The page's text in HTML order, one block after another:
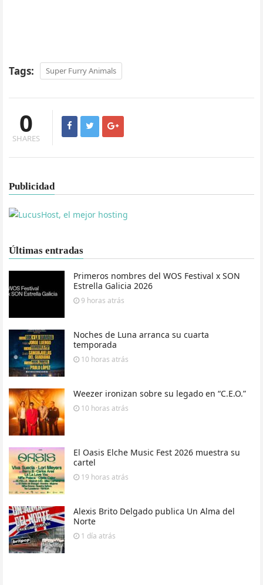
Tags: Super Furry Animals
0
SHARES
Publicidad
Últimas entradas
Primeros nombres del WOS Festival x SON
Estrella Galicia 2026
9 horas atrás
Noches de Luna arranca su cuarta
temporada
10 horas atrás
Weezer ironizan sobre su legado en “C.E.O.”
10 horas atrás
El Oasis Elche Music Fest 2026 muestra su
cartel
19 horas atrás
Alexis Brito Delgado publica Un Alma del
Norte
1 día atrás